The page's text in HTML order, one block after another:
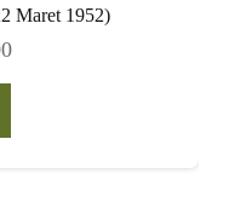
Maret 1952)